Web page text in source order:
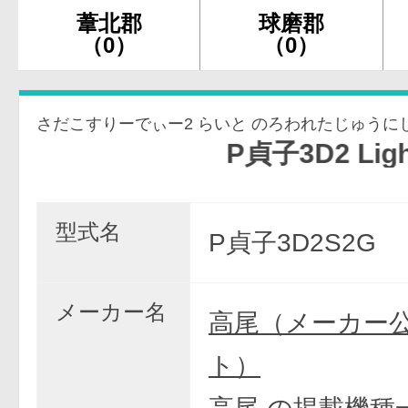
葦北郡
（0）
球磨郡
（0）
さだこすりーでぃー2 らいと のろわれたじゅうに
P貞子3D2 Light 〜
型式名 P貞子3D2S2G
メーカー名
高尾（メーカー
ト）